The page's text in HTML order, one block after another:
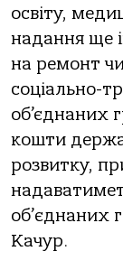
освіту,
надання ще
на ремонт
соціально-
об’єднаних
кошти
розвитку,
об’єднаних
Качур.